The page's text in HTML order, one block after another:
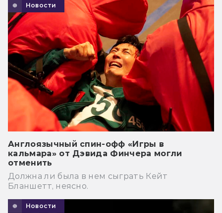
Новости
Англоязычный спин-офф «Игры в
кальмара» от Дэвида Финчера могли
отменить
Должна ли была в нем сыграть Кейт
Бланшетт, неясно.
Новости